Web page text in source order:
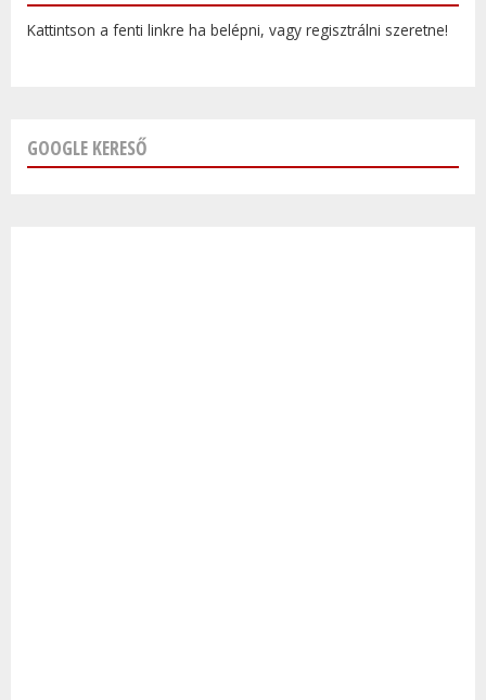
Kattintson a fenti linkre ha belépni, vagy regisztrálni szeretne!
GOOGLE KERESŐ